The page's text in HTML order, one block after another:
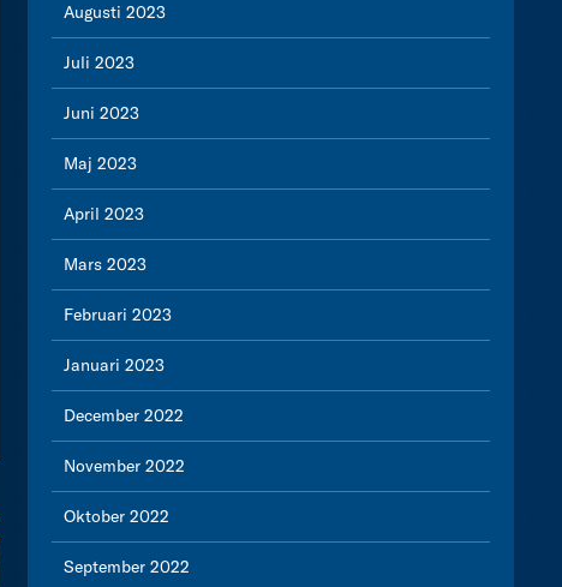
Augusti 2023
Juli 2023
Juni 2023
Maj 2023
April 2023
Mars 2023
Februari 2023
Januari 2023
December 2022
November 2022
Oktober 2022
September 2022